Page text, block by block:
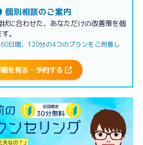
個別相談のご案内
に合わせた、あなただけの改善策を個
。
日間、120分の4つのプランをご用意し
を見る・予約する